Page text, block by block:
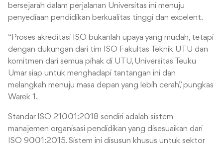
bersejarah dalam perjalanan Universitas ini menuju
penyediaan pendidikan berkualitas tinggi dan excelent.
“Proses akreditasi ISO bukanlah upaya yang mudah, tetapi
dengan dukungan dari tim ISO Fakultas Teknik UTU dan
komitmen dari semua pihak di UTU, Universitas Teuku
Umar siap untuk menghadapi tantangan ini dan
melangkah menuju masa depan yang lebih cerah,” pungkas
Warek 1.
Standar ISO 21001:2018 sendiri adalah sistem
manajemen organisasi pendidikan yang disesuaikan dari
ISO 9001:2015. Sistem ini disusun khusus untuk sektor